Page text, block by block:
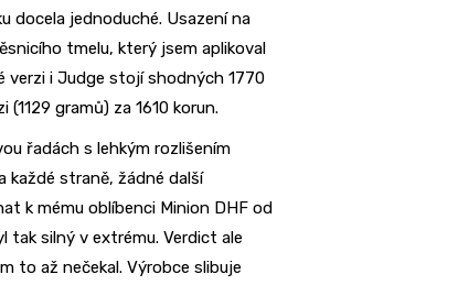
docela jednoduché. Usazení na
tmelu, který jsem aplikoval
verzi i Judge stojí shodných 1770
gramů) za 1610 korun.
řadách s lehkým rozlišením
každé straně, žádné další
k mému oblíbenci Minion DHF od
tak silný v extrému. Verdict ale
to až nečekal. Výrobce slibuje